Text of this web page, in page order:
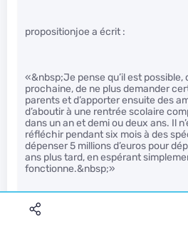
propositionjoe a écrit :
«&nbsp;Je pense qu’il est possible,
prochaine, de ne plus demander
parents et d’apporter ensuite des
d’aboutir à une rentrée scolaire
dans un an et demi ou deux ans. Il
réfléchir pendant six mois à des
dépenser 5 millions d’euros pour
ans plus tard, en espérant
fonctionne.&nbsp;»